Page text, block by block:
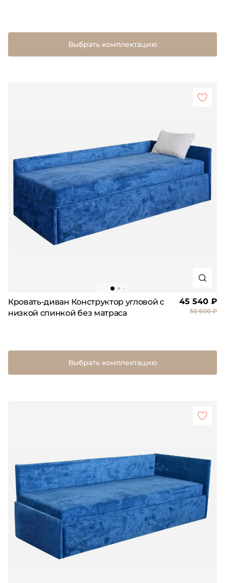
Выбрать комплектацию
Кровать-диван Конструктор угловой с
низкой спинкой без матраса
45 540 ₽
50 600 ₽
Выбрать комплектацию